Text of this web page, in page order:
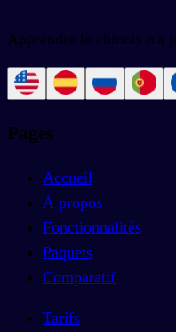
Apprendre le chinois n'a
Pages
Accueil
À propos
Fonctionnalités
Paquets
Comparatif
Tarifs